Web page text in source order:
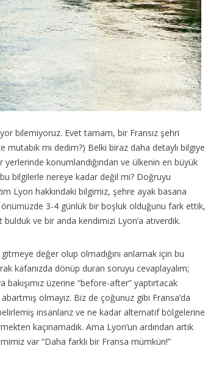
bilemiyoruz. Evet tamam, bir Fransız şehri
mı dedim?) Belki biraz daha detaylı bilgiye
yerlerinde konumlandığından ve ülkenin en büyük
bilgilerle nereye kadar değil mi? Doğruyu
Lyon hakkındaki bilgimiz, şehre ayak basana
3-4 günlük bir boşluk olduğunu fark ettik,
ve bir anda kendimizi Lyon’a atıverdik.
değer olup olmadığını anlamak için bu
kafanızda dönüp duran soruyu cevaplayalım;
üzerine “before-after” yaptırtacak
olmayız. Biz de çoğunuz gibi Fransa’da
insanlarız ve ne kadar alternatif bölgelerine
kaçınamadık. Ama Lyon’un ardından artık
var “Daha farklı bir Fransa mümkün!”
Gezisi
En
Şehri
FRANSA
Strazburg Gezi Rehberi:
Avrupa’da Noel Pazarı
Denilince Akla Gelen “O”
Şehir